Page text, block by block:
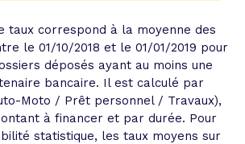
taux correspond à la moyenne des
le 01/10/2018 et le 01/01/2019 pour
déposés ayant au moins une
bancaire. Il est calculé par
Moto / Prêt personnel / Travaux),
à financer et par durée. Pour
statistique, les taux moyens sur